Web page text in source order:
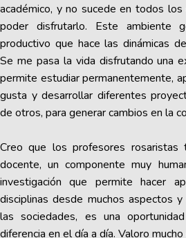
académico, y no sucede en todos
poder disfrutarlo. Este ambiente
productivo que hace las dinámicas
Se me pasa la vida disfrutando una
permite estudiar permanentemente,
gusta y desarrollar diferentes
de otros, para generar cambios en la
Creo que los profesores rosaristas
docente, un componente muy
investigación que permite hacer
disciplinas desde muchos aspectos
las sociedades, es una
diferencia en el día a día. Valoro